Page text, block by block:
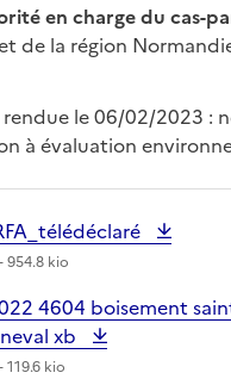
en charge du cas-
de la région
le 06/02/2023 :
à évaluation
- 954.8 kio
4604 boisement
xb
- 119.6 kio